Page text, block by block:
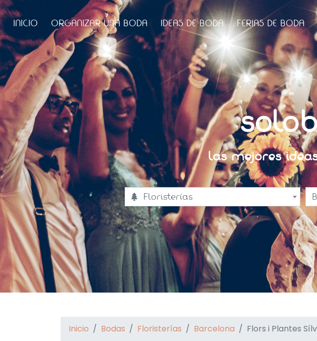
INICIO ORGANIZAR UNA BODA IDEAS DE BODA FERIAS DE BODA
Las mejores
Floristerías
Inicio Bodas Floristerías Barcelona Flors i Plantes